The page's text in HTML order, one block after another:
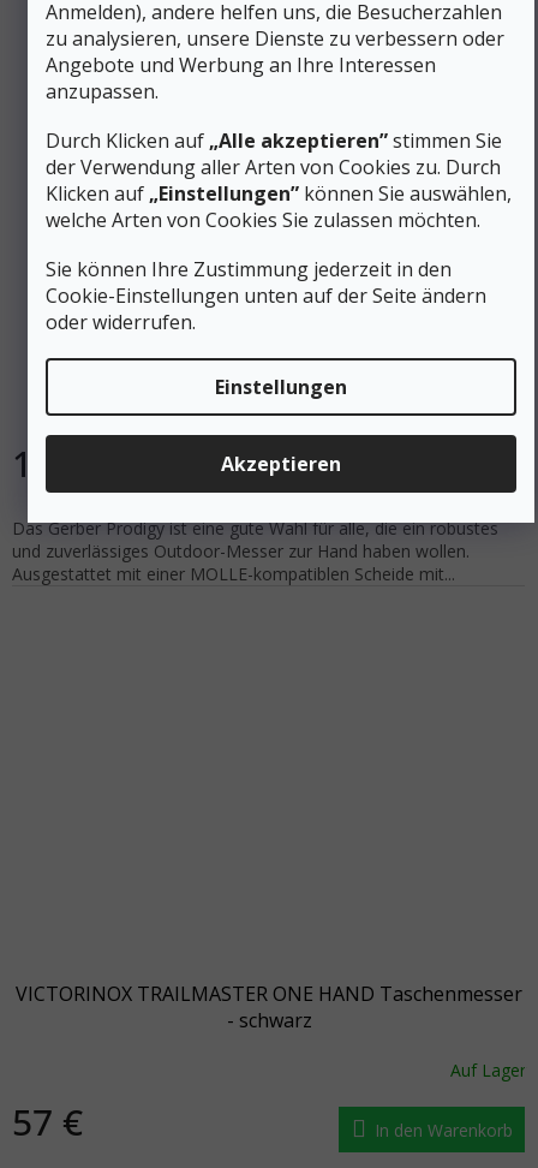
Anmelden), andere helfen uns, die Besucherzahlen
zu analysieren, unsere Dienste zu verbessern oder
Angebote und Werbung an Ihre Interessen
anzupassen.
Durch Klicken auf „Alle akzeptieren”stimmen Sie
der Verwendung aller Arten von Cookies zu. Durch
Klicken auf „Einstellungen” können Sie auswählen,
welche Arten von Cookies Sie zulassen möchten.
Sie können Ihre Zustimmung jederzeit in den
Cookie-Einstellungen unten auf der Seite ändern
oder widerrufen.
Einstellungen
Akzeptieren
GERBER Kombiklingenmesser PRODIGY
Auf Lager
115 €
Das Gerber Prodigy ist eine gute Wahl für alle, die ein robustes
und zuverlässiges Outdoor-Messer zur Hand haben wollen.
Ausgestattet mit einer MOLLE-kompatiblen Scheide mit...
VICTORINOX TRAILMASTER ONE HAND Taschenmesser
- schwarz
Auf Lager
57 € In den Warenkorb